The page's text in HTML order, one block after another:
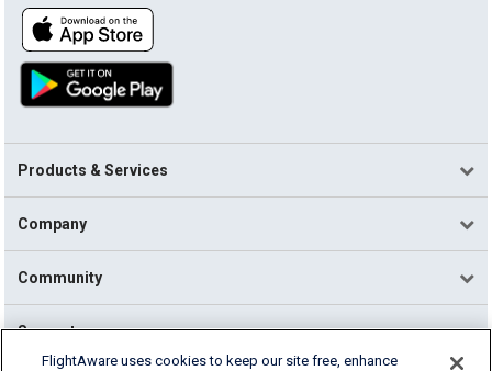
Products & Services
Company
Community
Support
FlightAware uses cookies to keep our site free, enhance